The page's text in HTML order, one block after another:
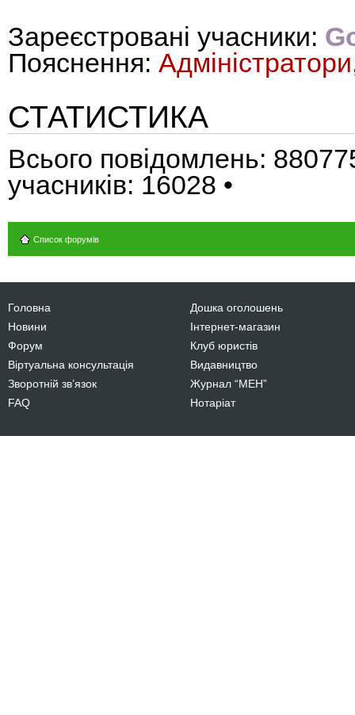
Зареєстровані учасники:
Пояснення: Адміністратори
СТАТИСТИКА
Всього повідомлень:
учасників: 16028 •
Список форумів
Головна
Новини
Форум
Віртуальна консультація
Зворотній зв’язок
FAQ
Дошка оголошень
Інтернет-магазин
Клуб юристів
Видавництво
Журнал “МЕН”
Нотаріат